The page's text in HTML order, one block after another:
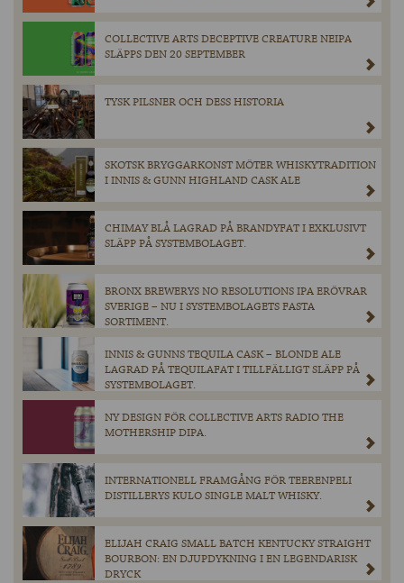
COLLECTIVE ARTS DECEPTIVE CREATURE NEIPA
SLÄPPS DEN 20 SEPTEMBER
TYSK PILSNER OCH DESS HISTORIA
SKOTSK BRYGGARKONST MÖTER WHISKYTRADITION
I INNIS & GUNN HIGHLAND CASK ALE
CHIMAY BLÅ LAGRAD PÅ BRANDYFAT I EXKLUSIVT
SLÄPP PÅ SYSTEMBOLAGET.
BRONX BREWERYS NO RESOLUTIONS IPA ERÖVRAR
SVERIGE – NU I SYSTEMBOLAGETS FASTA
SORTIMENT.
INNIS & GUNNS TEQUILA CASK – BLONDE ALE
LAGRAD PÅ TEQUILAFAT I TILLFÄLLIGT SLÄPP PÅ
SYSTEMBOLAGET.
NY DESIGN FÖR COLLECTIVE ARTS RADIO THE
MOTHERSHIP DIPA.
INTERNATIONELL FRAMGÅNG FÖR TEERENPELI
DISTILLERYS KULO SINGLE MALT WHISKY.
ELIJAH CRAIG SMALL BATCH KENTUCKY STRAIGHT
BOURBON: EN DJUPDYKNING I EN LEGENDARISK
DRYCK